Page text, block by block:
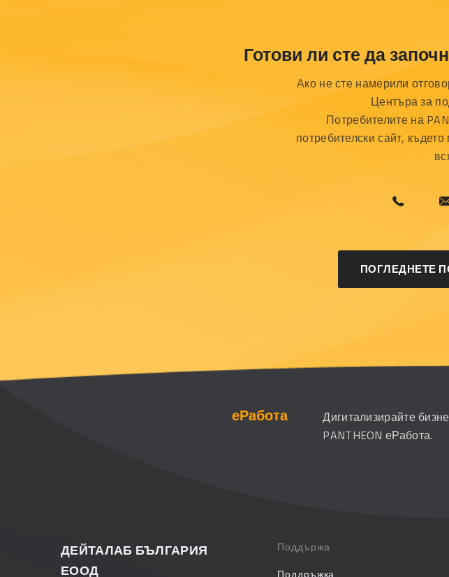
Готови ли сте да
Ако не сте намерили
Центъра за
Потребителите на
потребителски сайт,
ПОГЛЕДНЕТЕ
еРабота
Дигитализирайте
PANTHEON еРабота.
ДЕЙТАЛАБ БЪЛГАРИЯ
ЕООД
Поддържа
Поддръжка